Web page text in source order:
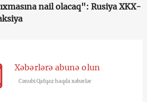
nail olacaq": Rusiya XKX-
Xəbərlərə abunə olun
Cənubi Qafqaz haqda xəbərlər